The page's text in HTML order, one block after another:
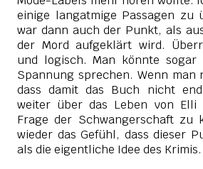
einige langatmige Passagen zu
war dann auch der Punkt, als
der Mord aufgeklärt wird.
und logisch. Man könnte sogar
Spannung sprechen. Wenn man
dass damit das Buch nicht
weiter über das Leben von Elli
Frage der Schwangerschaft zu
wieder das Gefühl, dass dieser
als die eigentliche Idee des Krimis.